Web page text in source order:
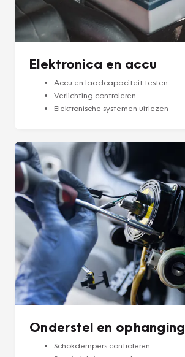
Elektronica en accu
Accu en laadcapaciteit testen
Verlichting controleren
Elektronische systemen uitlezen
Onderstel en ophanging
Schokdempers controleren